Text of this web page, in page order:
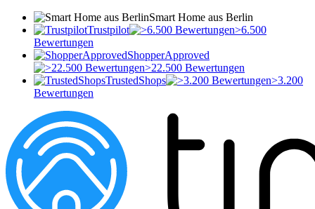
Smart Home aus Berlin
Trustpilot
>6.500
Bewertungen
ShopperApproved
>22.500 Bewertungen
TrustedShops
>3.200
Bewertungen